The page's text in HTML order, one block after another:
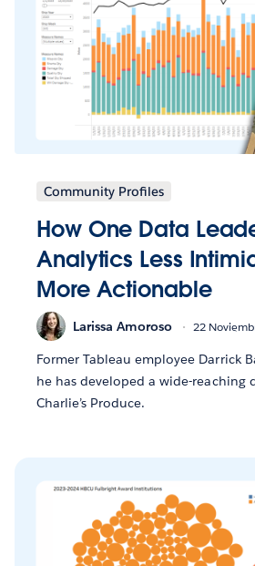
Community Profiles
How One Data
Analytics Less
More Actionable
Larissa Amoroso 22
Former Tableau employee Darrick
he has developed a wide-reaching
Charlie’s Produce.